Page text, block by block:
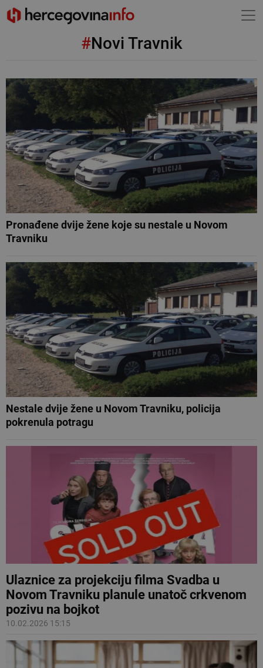
#Novi Travnik
Pronađene dvije žene koje su nestale u Novom
Travniku
Nestale dvije žene u Novom Travniku, policija
pokrenula potragu
Ulaznice za projekciju filma Svadba u
Novom Travniku planule unatoč crkvenom
pozivu na bojkot
10.02.2026 15:15